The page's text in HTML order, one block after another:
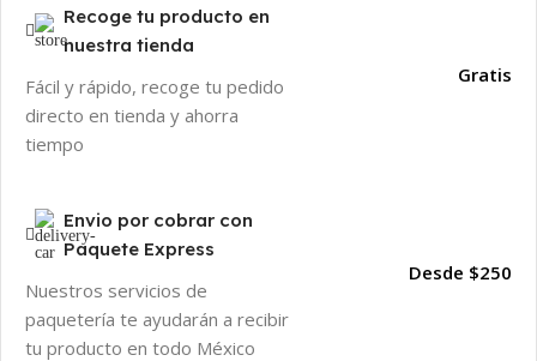
Recoge tu producto en
nuestra tienda
Fácil y rápido, recoge tu pedido
directo en tienda y ahorra
tiempo
Gratis
Envio por cobrar con
Paquete Express
Nuestros servicios de
paquetería te ayudarán a recibir
tu producto en todo México
Desde $250